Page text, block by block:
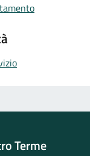
Terme